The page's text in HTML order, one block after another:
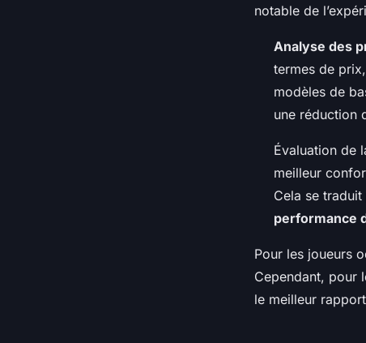
notable de
Analyse des
termes de
modèles de
une réduction
Évaluation de
meilleur
Cela se
performance
Pour les joueurs
Cependant, pour
le meilleur